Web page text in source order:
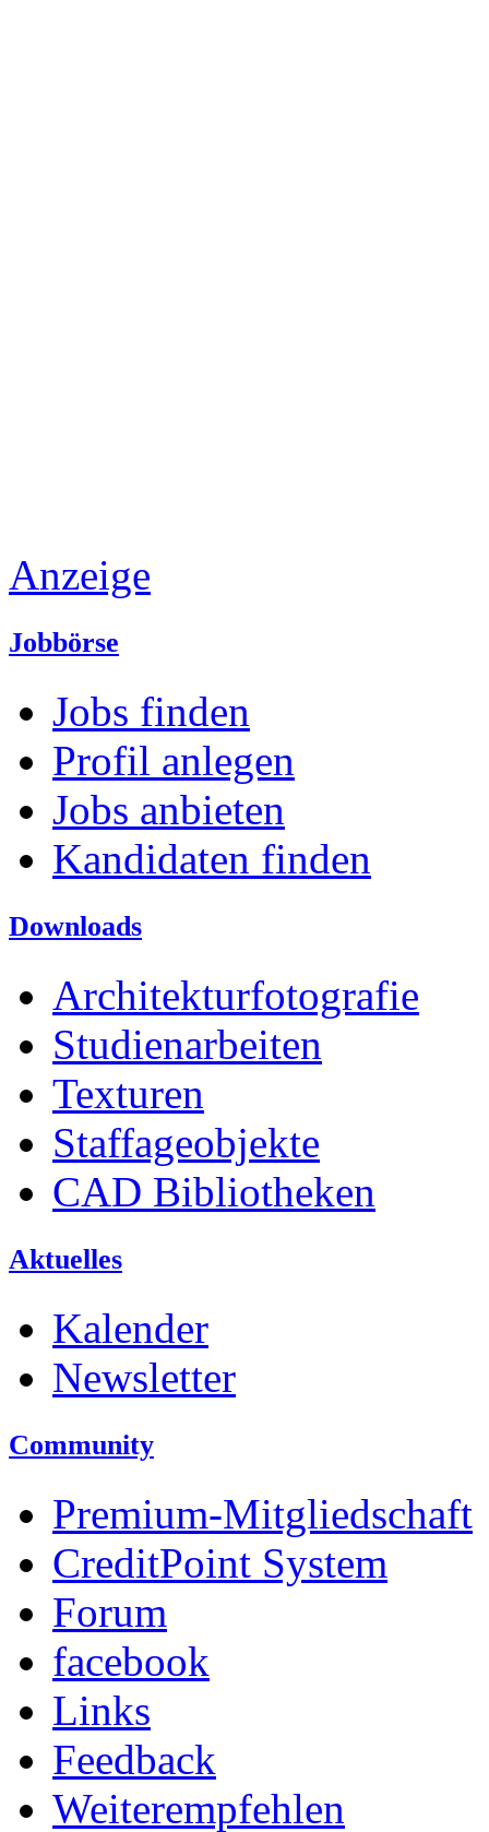
Anzeige
Jobbörse
Jobs finden
Profil anlegen
Jobs anbieten
Kandidaten finden
Downloads
Architekturfotografie
Studienarbeiten
Texturen
Staffageobjekte
CAD Bibliotheken
Aktuelles
Kalender
Newsletter
Community
Premium-Mitgliedschaft
CreditPoint System
Forum
facebook
Links
Feedback
Weiterempfehlen